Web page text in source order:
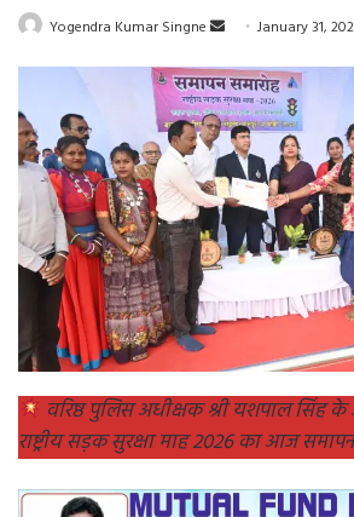
Yogendra Kumar Singne
Send
email
January 31,
वरिष्ठ पुलिस अधीक्षक श्री यशपाल सिंह के
राष्ट्रीय सड़क सुरक्षा माह 2026 का आज